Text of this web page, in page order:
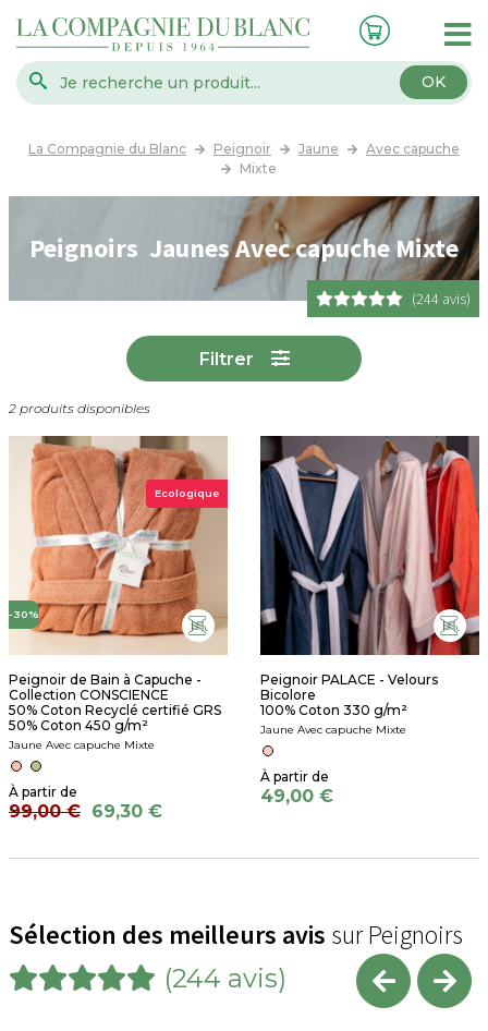
OK
La Compagnie du Blanc Peignoir Jaune
Avec capuche
Mixte
Peignoirs Jaunes Avec capuche Mixte
(244 avis)
Filtrer
2 produits disponibles
-30%
Ecologique
Peignoir de Bain à Capuche -
Collection CONSCIENCE
50% Coton Recyclé certifié GRS
50% Coton 450 g/m²
Jaune Avec capuche Mixte
99,00 € 69,30 €
Peignoir PALACE - Velours
Bicolore
100% Coton 330 g/m²
Jaune Avec capuche Mixte
49,00 €
Sélection des meilleurs avis sur Peignoirs
(244 avis)